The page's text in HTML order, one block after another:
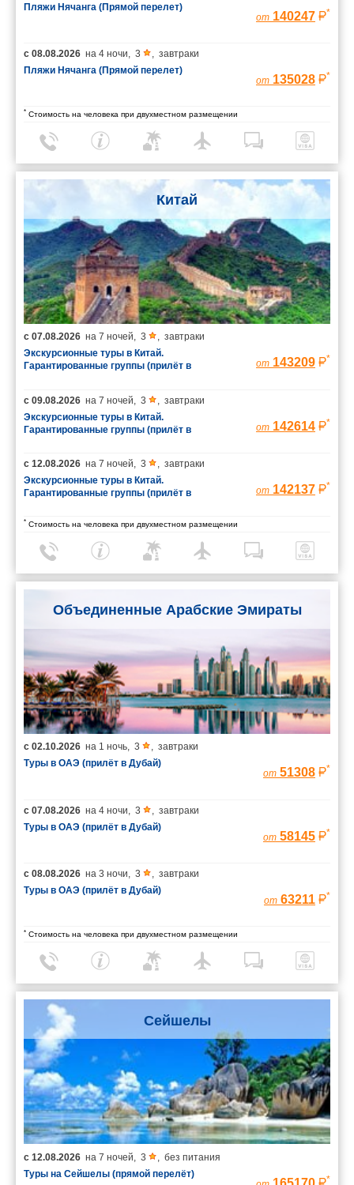
Пляжи Нячанга (Прямой перелет)
от 140247 *
с 08.08.2026 на 4 ночи, 3 , завтраки
Пляжи Нячанга (Прямой перелет)
от 135028 *
* Стоимость на человека при двухместном размещении
Китай
с 07.08.2026 на 7 ночей, 3 , завтраки
Экскурсионные туры в Китай.
Гарантированные группы (прилёт в
от 143209 *
с 09.08.2026 на 7 ночей, 3 , завтраки
Экскурсионные туры в Китай.
Гарантированные группы (прилёт в
от 142614 *
с 12.08.2026 на 7 ночей, 3 , завтраки
Экскурсионные туры в Китай.
Гарантированные группы (прилёт в
от 142137 *
* Стоимость на человека при двухместном размещении
Объединенные Арабские Эмираты
с 02.10.2026 на 1 ночь, 3 , завтраки
Туры в ОАЭ (прилёт в Дубай)
от 51308 *
с 07.08.2026 на 4 ночи, 3 , завтраки
Туры в ОАЭ (прилёт в Дубай)
от 58145 *
с 08.08.2026 на 3 ночи, 3 , завтраки
Туры в ОАЭ (прилёт в Дубай)
от 63211 *
* Стоимость на человека при двухместном размещении
Сейшелы
с 12.08.2026 на 7 ночей 3
без питания
Туры на Сейшелы (прямой перелёт)
*